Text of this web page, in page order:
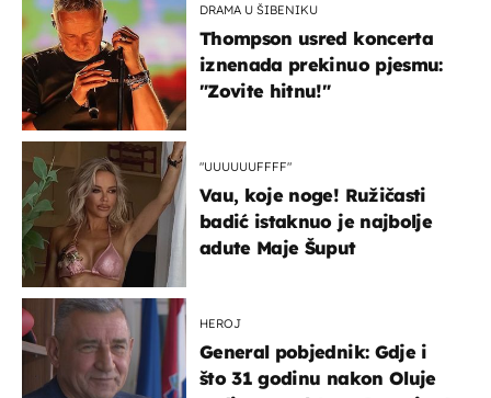
DRAMA U ŠIBENIKU
Thompson usred koncerta
iznenada prekinuo pjesmu:
"Zovite hitnu!"
"UUUUUUFFFF"
Vau, koje noge! Ružičasti
badić istaknuo je najbolje
adute Maje Šuput
HEROJ
General pobjednik: Gdje i
što 31 godinu nakon Oluje